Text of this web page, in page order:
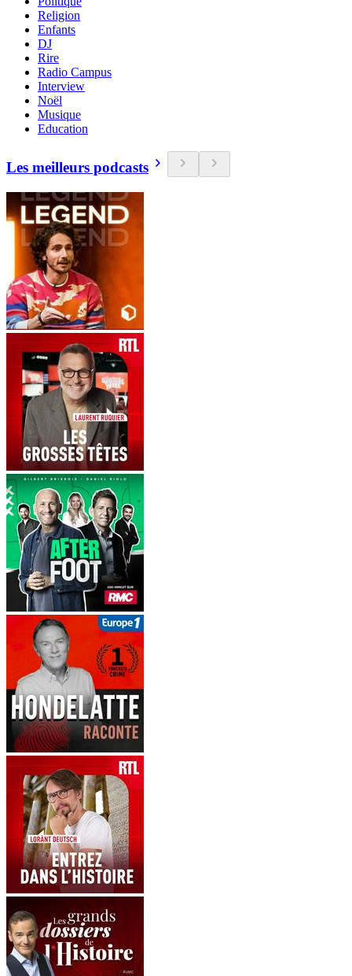
Religion
Enfants
DJ
Rire
Radio Campus
Interview
Noël
Musique
Education
Les meilleurs podcasts